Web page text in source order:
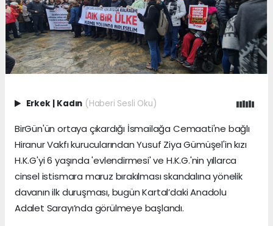
Erkek | Kadın (Haberi Sesli Oku)
BirGün'ün ortaya çıkardığı İsmailağa Cemaati'ne bağlı
Hiranur Vakfı kurucularından Yusuf Ziya Gümüşel'in kızı
H.K.G'yi 6 yaşında 'evlendirmesi' ve H.K.G.'nin yıllarca
cinsel istismara maruz bırakılması skandalına yönelik
davanın ilk duruşması, bugün Kartal’daki Anadolu
Adalet Sarayı’nda görülmeye başlandı.